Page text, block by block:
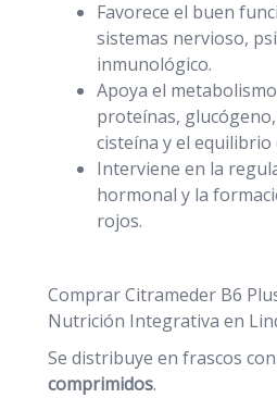
Favorece el buen
sistemas nervioso,
inmunológico.
Apoya el
proteínas,
cisteína y el
Interviene en la
hormonal y la
rojos.
Comprar Citrameder B6
Nutrición Integrativa en
Se distribuye en frascos con
comprimidos.